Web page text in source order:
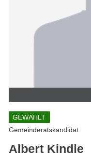
GEWÄHLT
Gemeinderatskandidat
Albert Kindle